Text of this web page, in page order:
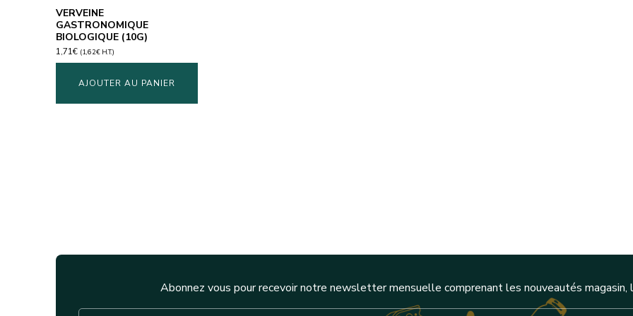
VERVEINE
GASTRONOMIQUE
BIOLOGIQUE (10G)
1,71€ (1,62€ H.T.)
AJOUTER AU PANIER
Abonnez vous pour recevoir notre newsletter mensuelle comprenant les nouveautés